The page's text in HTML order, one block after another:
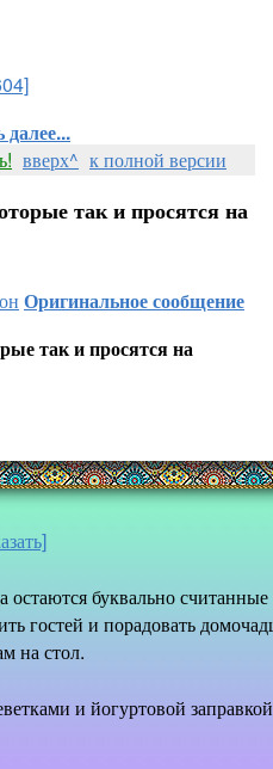
далее...
вверх^ к полной версии
так и просятся на
Оригинальное сообщение
так и просятся на
остаются буквально
гостей и порадовать
на стол.
и йогуртовой заправкой